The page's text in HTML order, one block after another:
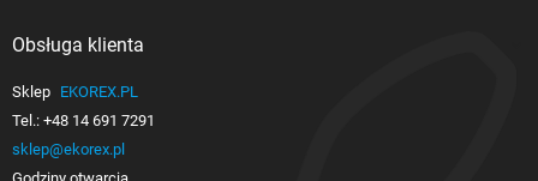
Obsługa klienta
Sklep EKOREX.PL
Tel.: +48 14 691 7291
sklep@ekorex.pl